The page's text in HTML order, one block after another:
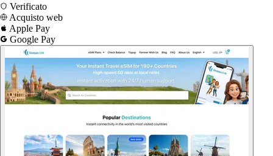
Verificato
Acquisto web
Apple Pay
Google Pay